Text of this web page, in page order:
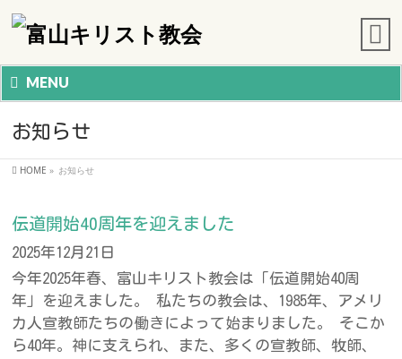
MENU
お知らせ
HOME » お知らせ
伝道開始40周年を迎えました
2025年12月21日
今年2025年春、富山キリスト教会は「伝道開始40周
年」を迎えました。 私たちの教会は、1985年、アメリ
カ人宣教師たちの働きによって始まりました。 そこか
ら40年。神に支えられ、また、多くの宣教師、牧師、